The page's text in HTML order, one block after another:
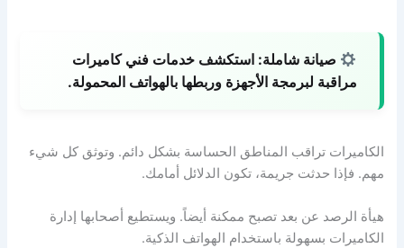
صيانة شاملة: استكشف خدمات فني كاميرات
مراقبة لبرمجة الأجهزة وربطها بالهواتف المحمولة.
الكاميرات تراقب المناطق الحساسة بشكل دائم. وتوثق كل شيء
مهم. فإذا حدثت جريمة، تكون الدلائل أمامك.
هيأة الرصد عن بعد تصبح ممكنة أيضاً. ويستطيع أصحابها إدارة
الكاميرات بسهولة باستخدام الهواتف الذكية.